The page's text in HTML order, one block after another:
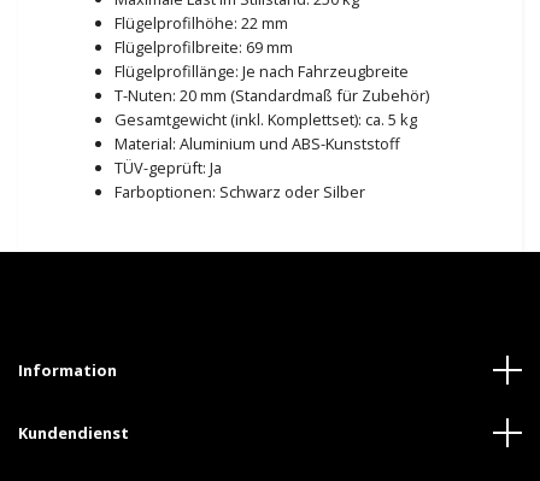
Flügelprofilhöhe: 22 mm
Flügelprofilbreite: 69 mm
Flügelprofillänge: Je nach Fahrzeugbreite
T-Nuten: 20 mm (Standardmaß für Zubehör)
Gesamtgewicht (inkl. Komplettset): ca. 5 kg
Material: Aluminium und ABS-Kunststoff
TÜV-geprüft: Ja
Farboptionen: Schwarz oder Silber
Information
Kundendienst